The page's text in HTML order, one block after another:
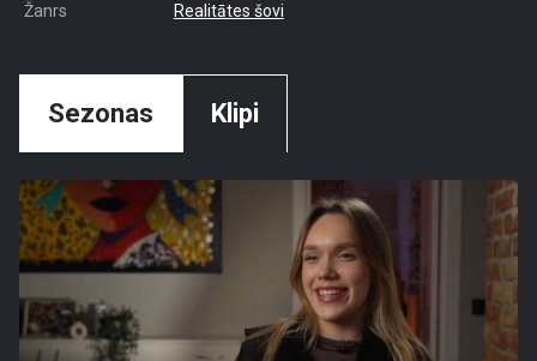
Žanrs Realitātes šovi
Sezonas Klipi